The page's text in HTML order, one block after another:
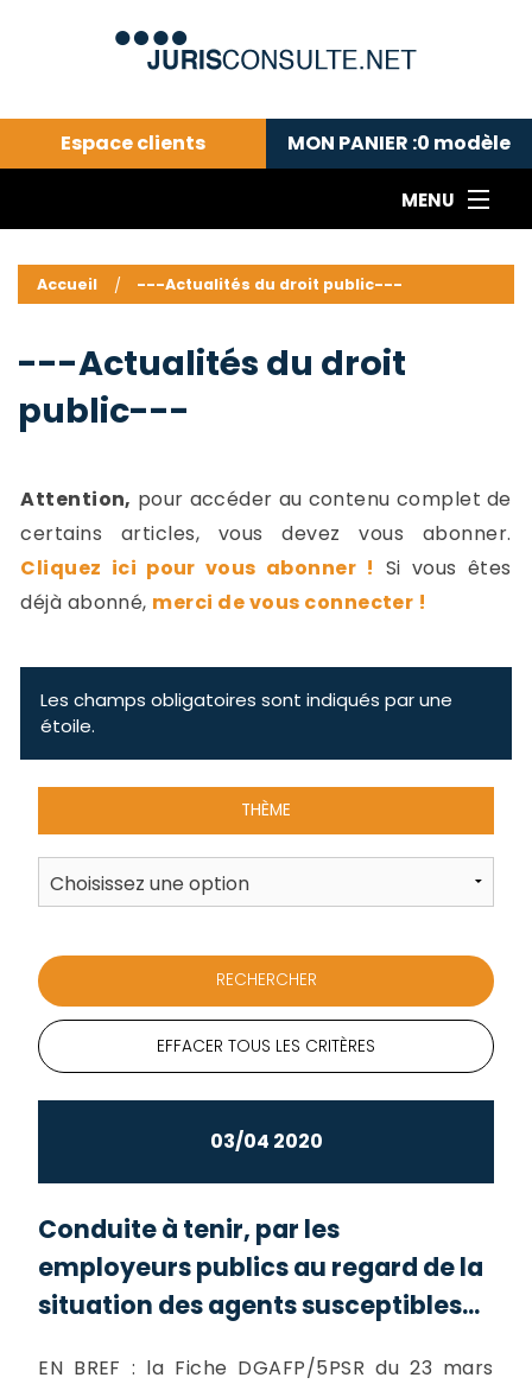
Espace clients MON PANIER :0 modèle
MENU
---Actualités du droit public---
Droit pénal---
Droit privé ---
Abonnement aux actualités
Accueil ---Actualités du droit public---
---Actualités du droit
public---
Attention, pour accéder au contenu complet de
certains articles, vous devez vous abonner.
Cliquez ici pour vous abonner ! Si vous êtes
déjà abonné, merci de vous connecter !
Les champs obligatoires sont indiqués par une
étoile.
THÈME
EFFACER TOUS LES CRITÈRES
03/04 2020
Conduite à tenir, par les
employeurs publics au regard de la
situation des agents susceptibles...
EN BREF : la Fiche DGAFP/5PSR du 23 mars